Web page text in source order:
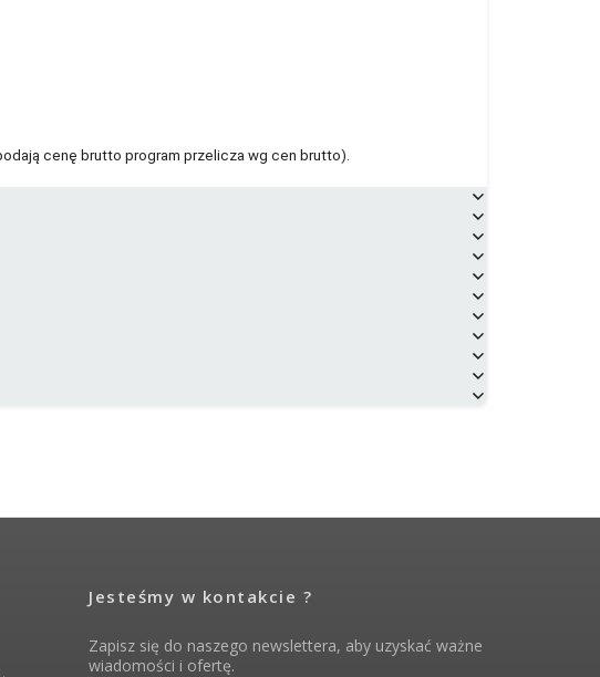
cenę brutto program przelicza wg cen brutto).
Jesteśmy w kontakcie ?
Zapisz się do naszego newslettera, aby uzyskać ważne
wiadomości i ofertę.